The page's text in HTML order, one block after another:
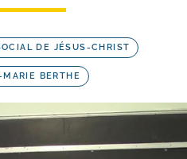
DE JÉSUS-CHRIST
BERTHE